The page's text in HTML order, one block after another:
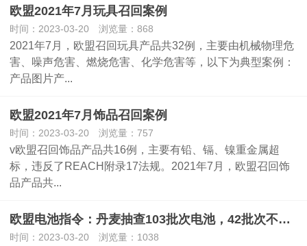
欧盟2021年7月玩具召回案例
时间：2023-03-20 浏览量：868
2021年7月，欧盟召回玩具产品共32例，主要由机械物理危
害、噪声危害、燃烧危害、化学危害等，以下为典型案例：
产品图片产...
欧盟2021年7月饰品召回案例
时间：2023-03-20 浏览量：757
v欧盟召回饰品产品共16例，主要有铅、镉、镍重金属超
标，违反了REACH附录17法规。2021年7月，欧盟召回饰
品产品共...
欧盟电池指令：丹麦抽查103批次电池，42批次不合规
时间：2023-03-20 浏览量：1038